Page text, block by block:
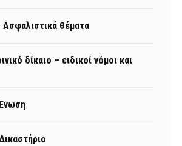
Ασφαλιστικά θέματα
δίκαιο – ειδικοί νόμοι και